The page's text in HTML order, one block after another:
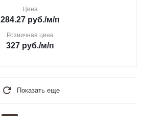
Цена
284.27 руб./м/п
Розничная цена
327 руб./м/п
Показать еще